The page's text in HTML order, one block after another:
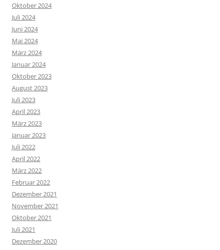
Oktober 2024
Juli 2024
Juni 2024
Mai 2024
März 2024
Januar 2024
Oktober 2023
August 2023
Juli 2023
April 2023
März 2023
Januar 2023
Juli 2022
April 2022
März 2022
Februar 2022
Dezember 2021
November 2021
Oktober 2021
Juli 2021
Dezember 2020